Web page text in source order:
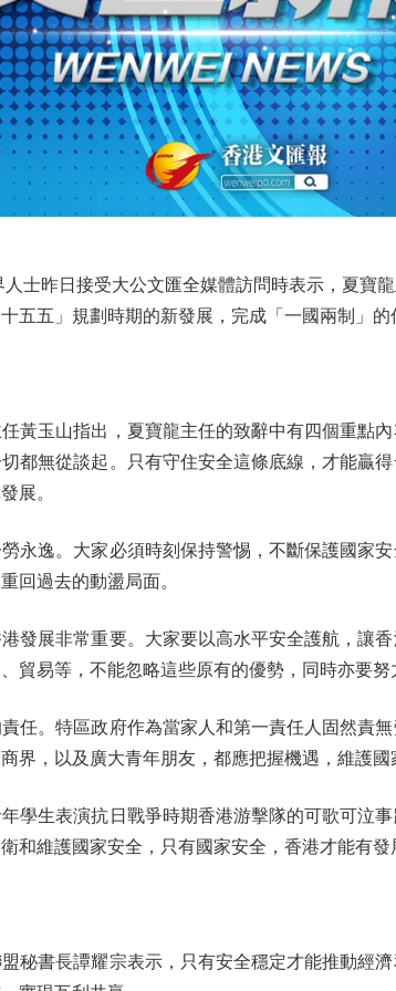
昨日接受大公文匯全媒體訪問時表示，夏寶
五五」規劃時期的新發展，完成「一國兩制」的
玉山指出，夏寶龍主任的致辭中有四個重點內
都無從談起。只有守住安全這條底線，才能贏
展。
逸。大家必須時刻保持警惕，不斷保護國家
回過去的動盪局面。
展非常重要。大家要以高水平安全護航，讓
貿易等，不能忽略這些原有的優勢，同時亦要努
。特區政府作為當家人和第一責任人固然責
界，以及廣大青年朋友，都應把握機遇，維護國
生表演抗日戰爭時期香港游擊隊的可歌可泣
和維護國家安全，只有國家安全，香港才能有發
書長譚耀宗表示，只有安全穩定才能推動經濟